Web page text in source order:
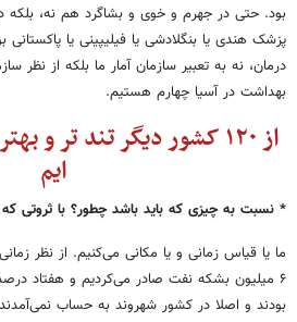
بود. حتی در جهرم و خوی و بشاگرد هم نه، بلکه
پزشک هندی یا بنگلادشی یا فیلیپینی یا پاکستانی
درمان، نه به تعبیر سازمان آمار ما بلکه از نظر
بهداشت در آسیا چهارم هستیم.
از ۱۲۰ کشور دیگر تند تر و
ایم
* نسبت به چیزی که باید باشد چطور؟ با ثروتی
ما یا قیاس زمانی و یا مکانی می‌کنیم. از نظر
۶ میلیون بشکه نفت صادر می‌کردیم و هفتاد
بودند و اصلا در کشور شهروند به حساب